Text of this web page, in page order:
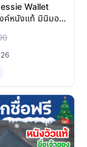
Wallet
งค์หนังแท้ มินิมอล
บเล็กน่ารัก